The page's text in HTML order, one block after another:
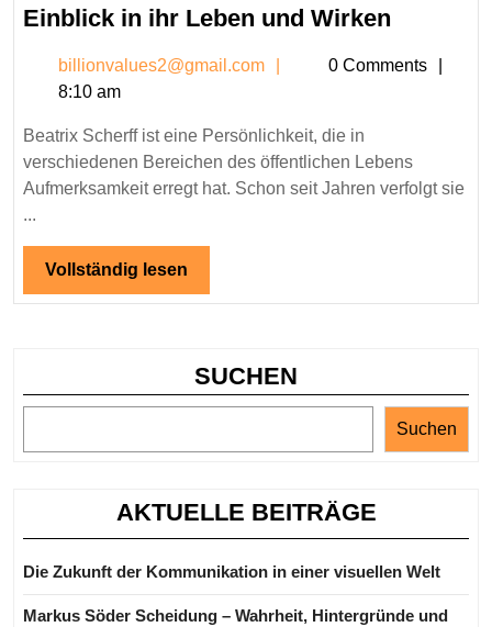
2026
Einblick in ihr Leben und Wirken
–
Einblick
in
Wirken
billionvalues2@gmail.com
0 Comments
8:10 am
Beatrix Scherff ist eine Persönlichkeit, die in
verschiedenen Bereichen des öffentlichen Lebens
Aufmerksamkeit erregt hat. Schon seit Jahren verfolgt sie
...
Vollständig lesen
lesen
SUCHEN
Suchen
AKTUELLE BEITRÄGE
Die Zukunft der Kommunikation in einer visuellen Welt
Markus Söder Scheidung – Wahrheit, Hintergründe und